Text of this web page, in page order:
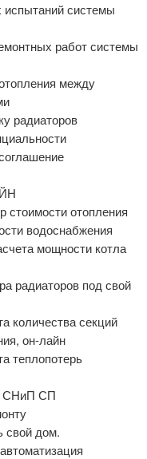
испытаний системы
работ системы
между
радиаторов
стоимости отопления
водоснабжения
мощности котла
радиаторов под свой
количества секций
он-лайн
теплопотерь
СНиП СП
свой дом.